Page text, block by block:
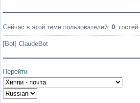
Сейчас в этой теме пользователей: 0, гостей:
[Bot] ClaudeBot
Перейти